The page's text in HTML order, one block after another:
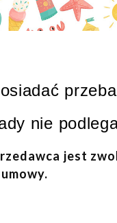
nie
jest